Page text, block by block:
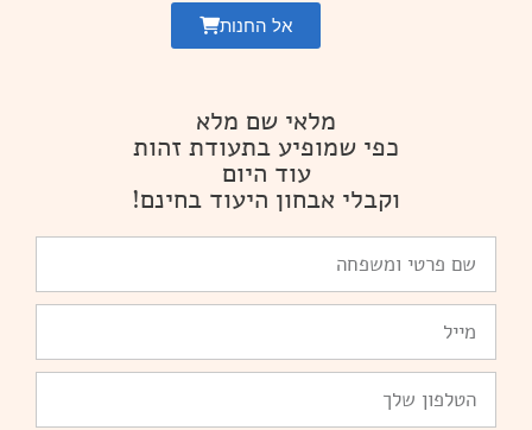
אל החנות
מלאי שם מלא
כפי שמופיע בתעודת זהות
עוד היום
וקבלי אבחון היעוד בחינם!
פרטי
ומשפחה